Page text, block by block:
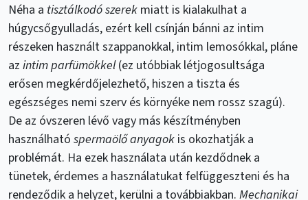
Néha a tisztálkodó szerek miatt is kialakulhat a
húgycsőgyulladás, ezért kell csínján bánni az intim
részeken használt szappanokkal, intim lemosókkal, pláne
az intim parfümökkel(ez utóbbiak létjogosultsága
erősen megkérdőjelezhető, hiszen a tiszta és
egészséges nemi szerv és környéke nem rossz szagú).
De az óvszeren lévő vagy más készítményben
használható spermaölő anyagok is okozhatják a
problémát. Ha ezek használata után kezdődnek a
tünetek, érdemes a használatukat felfüggeszteni és ha
rendeződik a helyzet, kerülni a továbbiakban. Mechanikai